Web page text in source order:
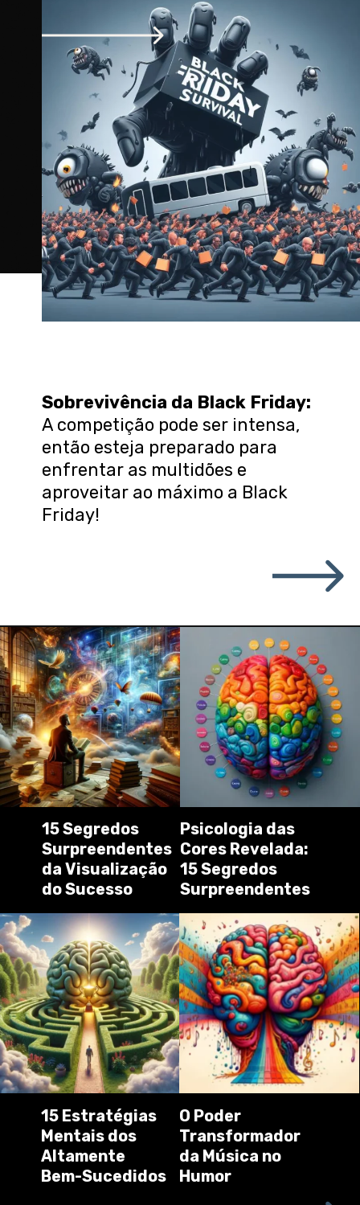
Sobrevivência da Black Friday:
A competição pode ser intensa,
então esteja preparado para
enfrentar as multidões e
aproveitar ao máximo a Black
Friday!
15 Segredos
Surpreendentes
da Visualização
do Sucesso
Psicologia das
Cores Revelada:
15 Segredos
Surpreendentes
15 Estratégias
Mentais dos
Altamente
Bem-Sucedidos
O Poder
Transformador
da Música no
Humor